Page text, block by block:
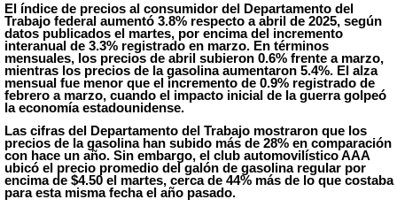
El índice de precios al consumidor del Departamento del
Trabajo federal aumentó 3.8% respecto aabril de 2025, según
datos publicados el martes, por encima del incremento
interanual de 3.3% registrado en marzo. En términos
mensuales, los precios de abril subieron 0.6% frente a marzo,
mientras los precios de la gasolina aumentaron 5.4%. El alza
mensual fue menor que el incremento de 0.9% registrado de
febrero a marzo, cuando el impacto inicial de la guerra golpeó
la economía estadounidense.
Las cifras del Departamento del Trabajo mostraron que los
precios de la gasolina han subido más de 28% en comparación
con hace un año. Sin embargo, el club automovilístico AAA
ubicó el precio promedio del galón de gasolina regular por
encima de $4.50 el martes, cerca de 44% más de lo que costaba
para esta misma fecha el año pasado.